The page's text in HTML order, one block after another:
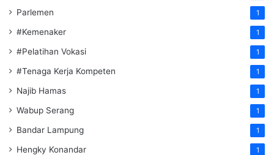
Parlemen 1
#Kemenaker 1
#Pelatihan Vokasi 1
#Tenaga Kerja Kompeten 1
Najib Hamas 1
Wabup Serang 1
Bandar Lampung 1
Hengky Konandar 1